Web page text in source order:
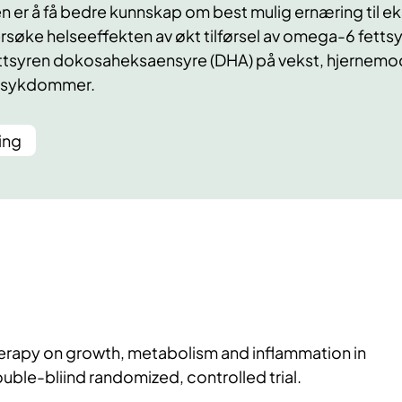
er å få bedre kunnskap om best mulig ernæring til
helseeffekten av økt tilførsel av omega-6
dokosaheksaensyre (DHA) på vekst,
on growth, metabolism and inflammation in
bliind randomized, controlled trial.